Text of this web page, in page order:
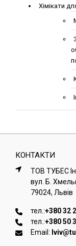
Хімікати
КОНТАКТИ
ТОВ ТУБЕС
вул. Б.
79024, Львiв
тел.:+380 32
тел.:+380 50
Email: